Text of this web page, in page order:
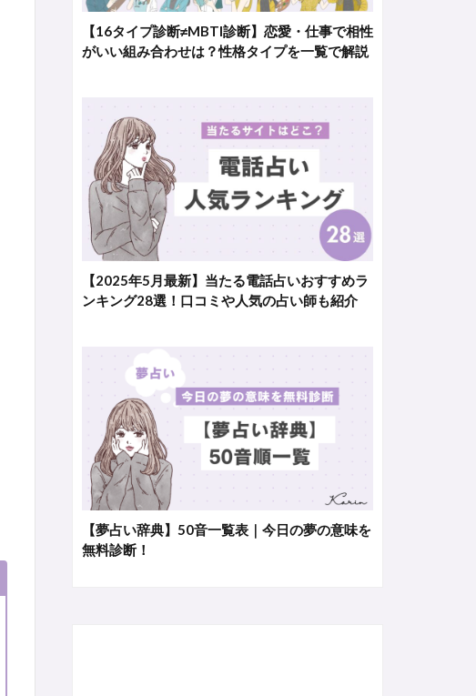
【16タイプ診断≠MBTI診断】恋愛・仕事で相性
がいい組み合わせは？性格タイプを一覧で解説
【2025年5月最新】当たる電話占いおすすめラ
ンキング28選！口コミや人気の占い師も紹介
【夢占い辞典】50音一覧表｜今日の夢の意味を
無料診断！